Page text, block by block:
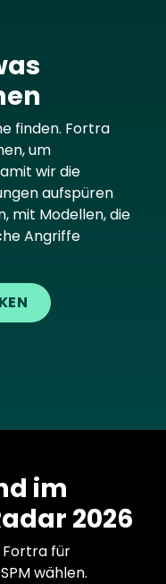
finden. Fortra
um
wir die
aufspüren
mit Modellen, die
Angriffe
im
2026
Fortra für
wählen.